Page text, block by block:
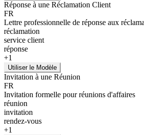
Réponse à une Réclamation Client
FR
Lettre professionnelle de réponse aux
réclamation
service client
réponse
+1
Utiliser le Modèle
Invitation à une Réunion
FR
Invitation formelle pour réunions d'affaires
réunion
invitation
rendez-vous
+1